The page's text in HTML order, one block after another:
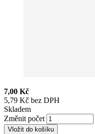
7,00 Kč
5,79 Kč bez DPH
Skladem
Změnit počet
Vložit do košíku